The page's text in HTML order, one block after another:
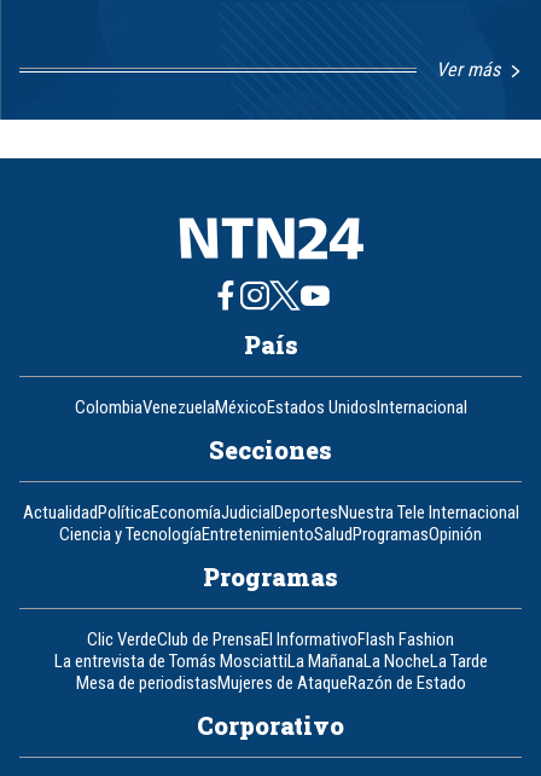
Ver más
1
8
País
ColombiaVenezuelaMéxicoEstados UnidosInternacional
Secciones
ActualidadPolíticaEconomíaJudicialDeportesNuestra Tele Internacional
Ciencia y TecnologíaEntretenimientoSaludProgramasOpinión
Programas
Clic VerdeClub de PrensaEl InformativoFlash Fashion
La entrevista de Tomás MosciattiLa MañanaLa NocheLa Tarde
Mesa de periodistasMujeres de AtaqueRazón de Estado
Corporativo